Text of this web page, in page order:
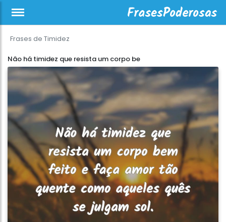
Frases de Timidez
Não há timidez que resista um corpo be